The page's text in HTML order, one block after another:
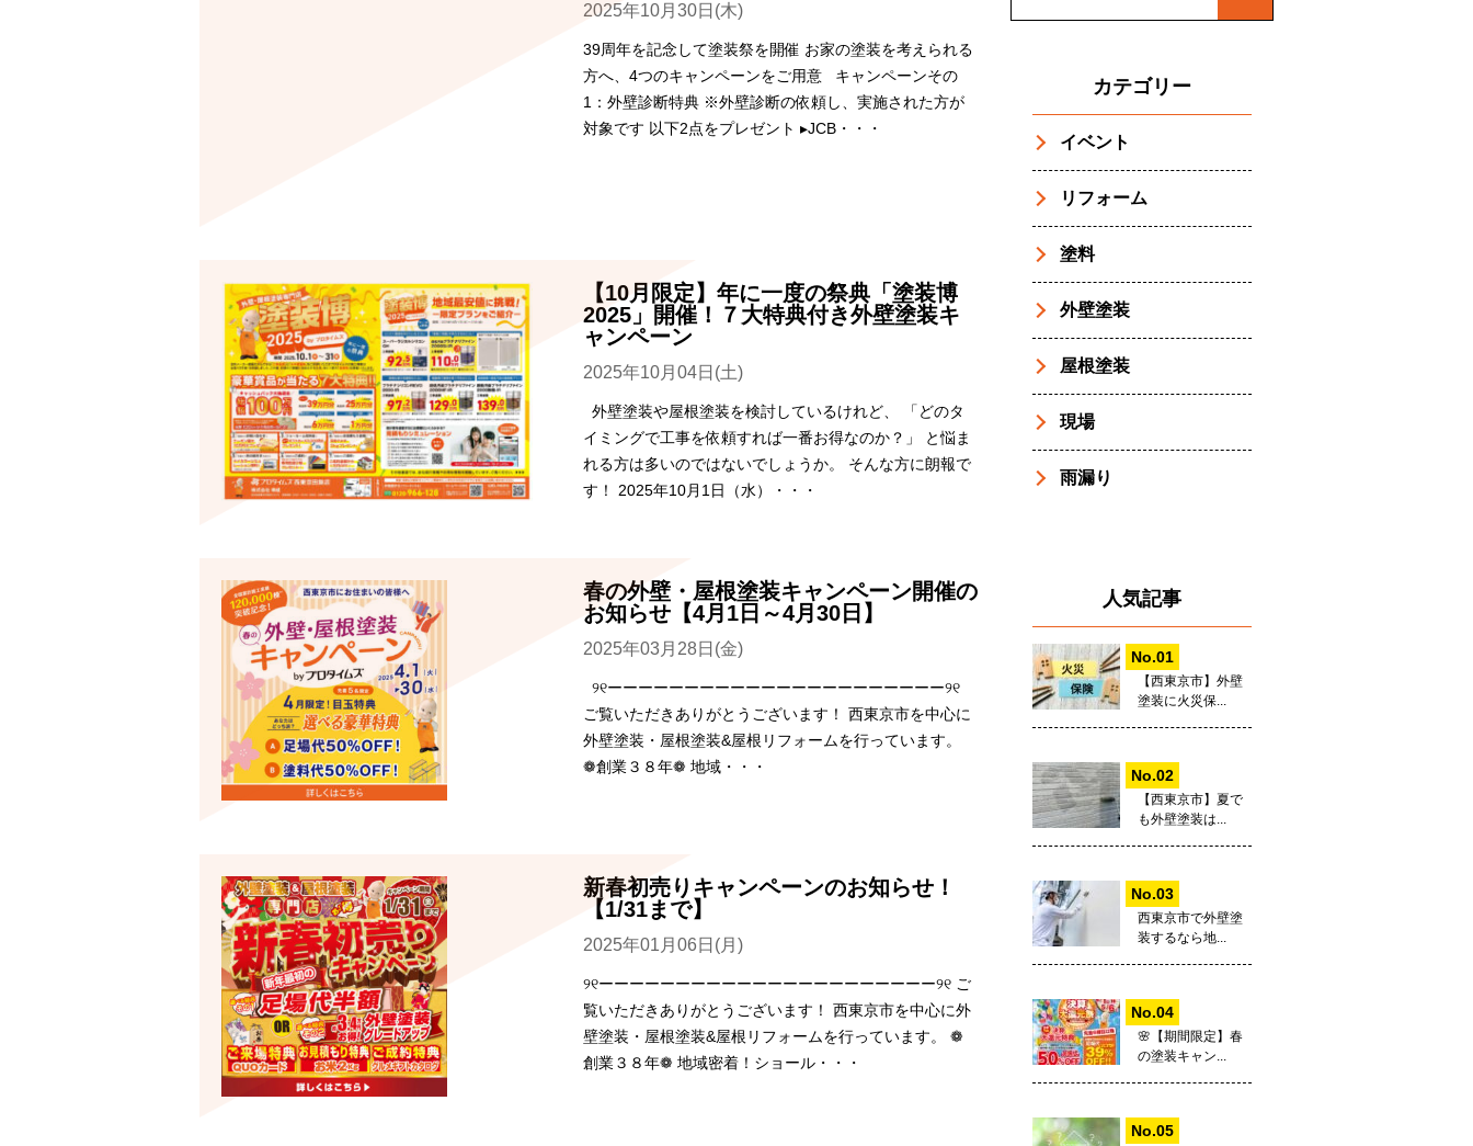
2025年10月30日(木)
39周年を記念して塗装祭を開催 お家の塗装を考えられる
方へ、4つのキャンペーンをご用意 キャンペーンその
1：外壁診断特典 ※外壁診断の依頼し、実施された方が
対象です 以下2点をプレゼント ▸JCB・・・
【10月限定】年に一度の祭典「塗装博
2025」開催！７大特典付き外壁塗装キ
ャンペーン
2025年10月04日(土)
外壁塗装や屋根塗装を検討しているけれど、 「どのタ
イミングで工事を依頼すれば一番お得なのか？」 と悩ま
れる方は多いのではないでしょうか。 そんな方に朗報で
す！ 2025年10月1日（水）・・・
春の外壁・屋根塗装キャンペーン開催の
お知らせ【4月1日～4月30日】
2025年03月28日(金)
୨୧ーーーーーーーーーーーーーーーーーーーーーー୨୧
ご覧いただきありがとうございます！ 西東京市を中心に
外壁塗装・屋根塗装&屋根リフォームを行っています。
❁創業３８年❁ 地域・・・
新春初売りキャンペーンのお知らせ！
【1/31まで】
2025年01月06日(月)
୨୧ーーーーーーーーーーーーーーーーーーーーーー୨୧ ご
覧いただきありがとうございます！ 西東京市を中心に外
壁塗装・屋根塗装&屋根リフォームを行っています。 ❁
創業３８年❁ 地域密着！ショール・・・
カテゴリー
イベント
リフォーム
塗料
外壁塗装
屋根塗装
現場
雨漏り
人気記事
【西東京市】外壁
塗装に火災保...
【西東京市】夏で
も外壁塗装は...
西東京市で外壁塗
装するなら地...
🌸【期間限定】春
の塗装キャン...